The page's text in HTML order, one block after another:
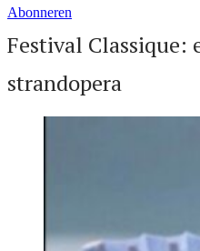
Abonneren
Festival Classique:
strandopera